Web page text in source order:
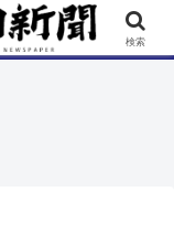
街ネタ イベント
検索